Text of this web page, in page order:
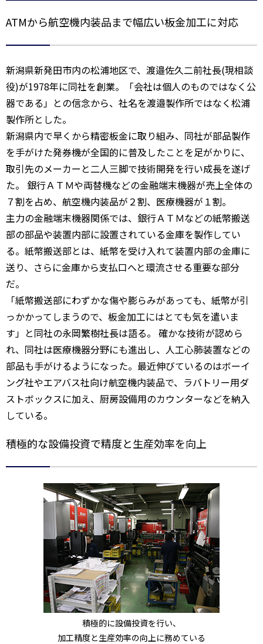
ATMから航空機内装品まで幅広い板金加工に対応
新潟県新発田市内の松浦地区で、渡邉佐久二前社長(現相談
役)が1978年に同社を創業。「会社は個人のものではなく公
器である」との信念から、社名を渡邉製作所ではなく松浦
製作所とした。
新潟県内で早くから精密板金に取り組み、同社が部品製作
を手がけた発券機が全国的に普及したことを足がかりに、
取引先のメーカーと二人三脚で技術開発を行い成長を遂げ
た。 銀行ＡＴＭや両替機などの金融端末機器が売上全体の
７割を占め、航空機内装品が２割、医療機器が１割。
主力の金融端末機器関係では、銀行ＡＴＭなどの紙幣搬送
部の部品や装置内部に設置されている金庫を製作してい
る。紙幣搬送部とは、紙幣を受け入れて装置内部の金庫に
送り、さらに金庫から支払口へと環流させる重要な部分
だ。
「紙幣搬送部にわずかな傷や膨らみがあっても、紙幣が引
っかかってしまうので、板金加工にはとても気を遣いま
す」と同社の永岡繁樹社長は語る。 確かな技術が認めら
れ、同社は医療機器分野にも進出し、人工心肺装置などの
部品も手がけるようになった。最近伸びているのはボーイ
ング社やエアバス社向け航空機内装品で、ラバトリー用ダ
ストボックスに加え、厨房設備用のカウンターなどを納入
している。
積極的な設備投資で精度と生産効率を向上
積極的に設備投資を行い、
加工精度と生産効率の向上に務めている